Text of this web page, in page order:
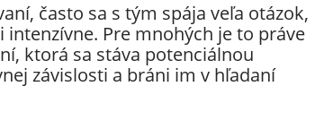
často sa s tým spája veľa otázok,
Pre mnohých je to práve
ktorá sa stáva potenciálnou
závislosti a bráni im v hľadaní